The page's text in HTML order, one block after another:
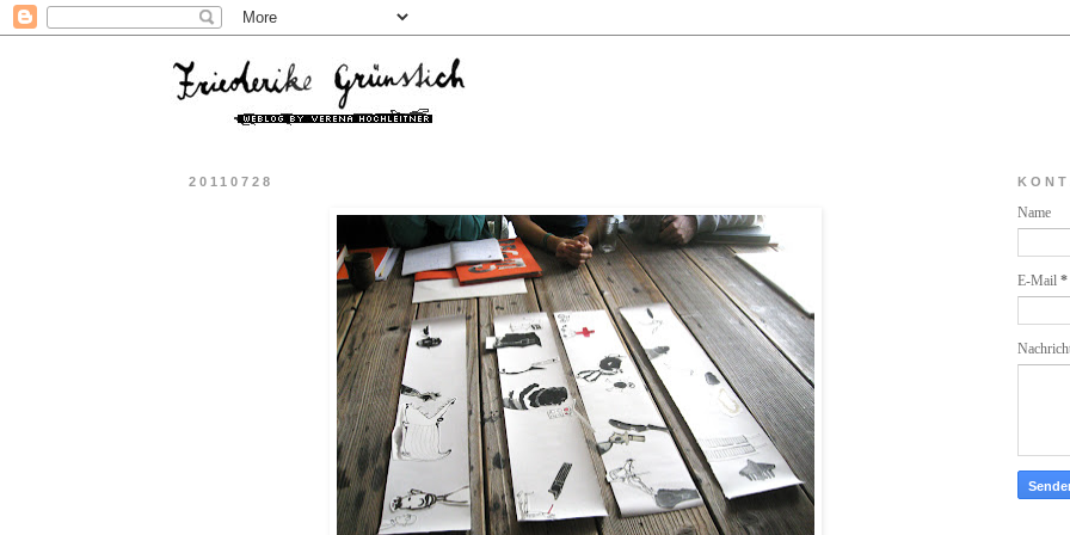
20110728 K O N T
Name
E-Mail *